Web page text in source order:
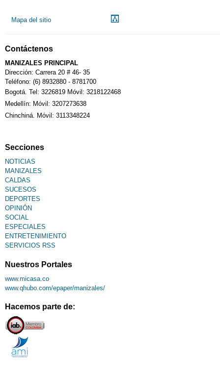
Mapa del sitio
Contáctenos
MANIZALES PRINCIPAL
Dirección: Carrera 20 # 46- 35
Teléfono: (6) 8932880 - 8781700
Bogotá. Tel: 3226819 Móvil: 3218122468
Medellín: Móvil: 3207273638
Chinchiná. Móvil: 3113348224
Secciones
NOTICIAS
MANIZALES
CALDAS
SUCESOS
DEPORTES
OPINIÓN
SOCIAL
ESPECIALES
ENTRETENIMIENTO
SERVICIOS RSS
Nuestros Portales
www.micasa.co
www.qhubo.com/epaper/manizales/
Hacemos parte de: